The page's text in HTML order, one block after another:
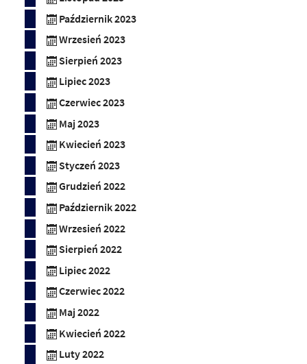
Październik 2023
Wrzesień 2023
Sierpień 2023
Lipiec 2023
Czerwiec 2023
Maj 2023
Kwiecień 2023
Styczeń 2023
Grudzień 2022
Październik 2022
Wrzesień 2022
Sierpień 2022
Lipiec 2022
Czerwiec 2022
Maj 2022
Kwiecień 2022
Luty 2022